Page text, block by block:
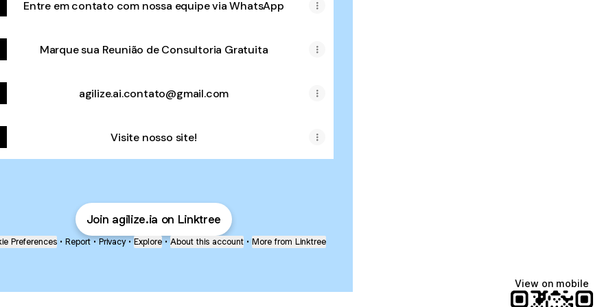
Entre em contato com nossa equipe via WhatsApp
Marque sua Reunião de Consultoria Gratuita
agilize.ai.contato@gmail.com
Visite nosso site!
Join agilize.ia on Linktree
Preferences • Report • Privacy • Explore • About this account • More from Linktree
View on mobile